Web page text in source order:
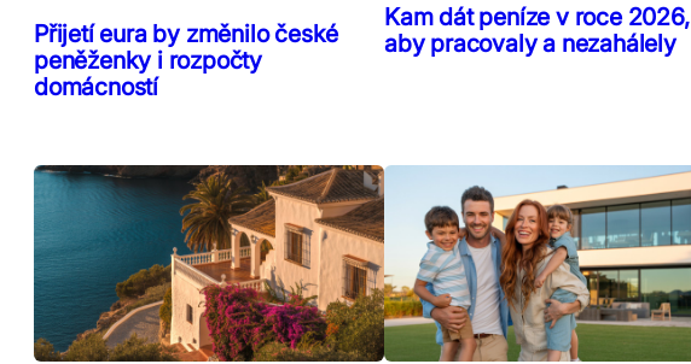
Přijetí eura by změnilo české
peněženky i rozpočty
domácností
Kam dát peníze v roce 2026,
aby pracovaly a nezahálely